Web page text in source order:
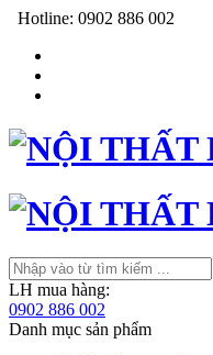
Hotline: 0902 886 002
LH mua hàng:
0902 886 002
Danh mục sản phẩm